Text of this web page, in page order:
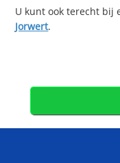
U kunt ook terecht bij
Jorwert.